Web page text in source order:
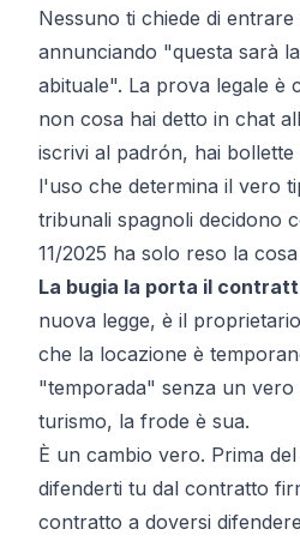
Nessuno ti chiede di entrare
annunciando "questa sarà
abituale". La prova legale è
non cosa hai detto in chat
iscrivi al padrón, hai
l'uso che determina il vero
tribunali spagnoli decidono
11/2025 ha solo reso la
La bugia la porta il
nuova legge, è il
che la locazione è
"temporada" senza un vero
turismo, la frode è sua.
È un cambio vero. Prima
difenderti tu dal contratto
contratto a doversi